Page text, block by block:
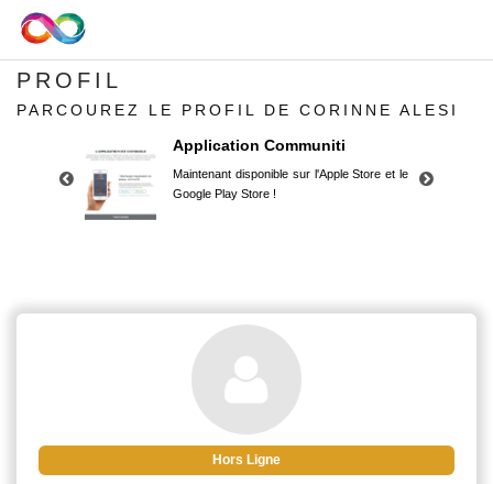
PROFIL
PARCOUREZ LE PROFIL DE CORINNE ALESI
Application Communiti
Maintenant disponible sur l'Apple Store et le
Google Play Store !
Google Play Store !
Hors Ligne